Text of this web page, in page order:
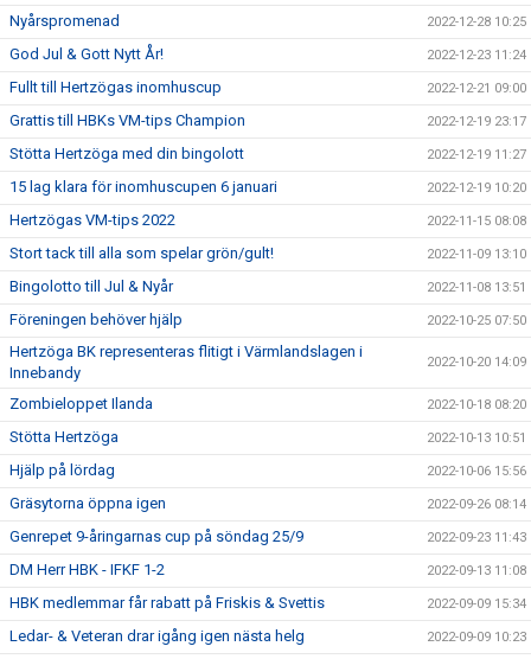
Nyårspromenad 2022-12-28 10:25
God Jul & Gott Nytt År! 2022-12-23 11:24
Fullt till Hertzögas inomhuscup 2022-12-21 09:00
Grattis till HBKs VM-tips Champion 2022-12-19 23:17
Stötta Hertzöga med din bingolott 2022-12-19 11:27
15 lag klara för inomhuscupen 6 januari 2022-12-19 10:20
Hertzögas VM-tips 2022 2022-11-15 08:08
Stort tack till alla som spelar grön/gult! 2022-11-09 13:10
Bingolotto till Jul & Nyår 2022-11-08 13:51
Föreningen behöver hjälp 2022-10-25 07:50
Hertzöga BK representeras flitigt i Värmlandslagen i
Innebandy
2022-10-20 14:09
Zombieloppet Ilanda 2022-10-18 08:20
Stötta Hertzöga 2022-10-13 10:51
Hjälp på lördag 2022-10-06 15:56
Gräsytorna öppna igen 2022-09-26 08:14
Genrepet 9-åringarnas cup på söndag 25/9 2022-09-23 11:43
DM Herr HBK - IFKF 1-2 2022-09-13 11:08
HBK medlemmar får rabatt på Friskis & Svettis 2022-09-09 15:34
Ledar- & Veteran drar igång igen nästa helg 2022-09-09 10:23